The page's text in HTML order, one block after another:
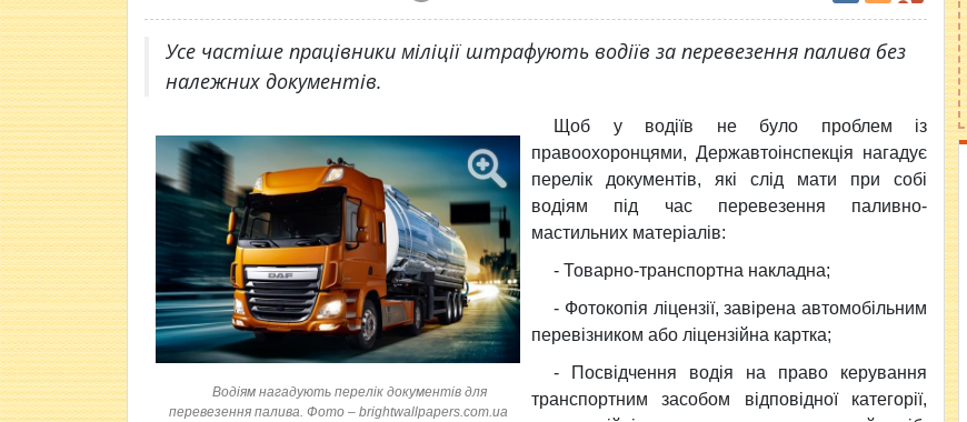
Усе частіше працівники міліції штрафують водіїв за перевезення палива без
належних документів.
Водіям нагадують перелік документів для
перевезення палива. Фото – brightwallpapers.com.ua
Щоб у водіїв не було проблем із
правоохоронцями, Державтоінспекція нагадує
перелік документів, які слід мати при собі
водіям під час перевезення паливно-
мастильних матеріалів:
- Товарно-транспортна накладна;
- Фотокопія ліцензії, завірена автомобільним
перевізником або ліцензійна картка;
- Посвідчення водія на право керування
транспортним засобом відповідної категорії,